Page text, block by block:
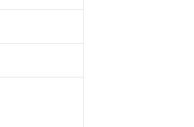
提供可能な商品です。
替える予定のある商品です。
、対応品を出す予定はありません。
中または確認中の商品です。
商品です。
明した場合などやむを得ず変更すること